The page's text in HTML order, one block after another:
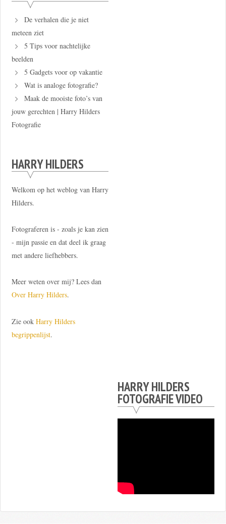
De verhalen die je niet
meteen ziet
5 Tips voor nachtelijke
beelden
5 Gadgets voor op vakantie
Wat is analoge fotografie?
Maak de mooiste foto’s van
jouw gerechten | Harry Hilders
Fotografie
HARRY HILDERS
Welkom op het weblog van Harry
Hilders.
Fotograferen is - zoals je kan zien
- mijn passie en dat deel ik graag
met andere liefhebbers.
Meer weten over mij? Lees dan
Over Harry Hilders.
Zie ook Harry Hilders
begrippenlijst.
HARRY HILDERS
FOTOGRAFIE VIDEO